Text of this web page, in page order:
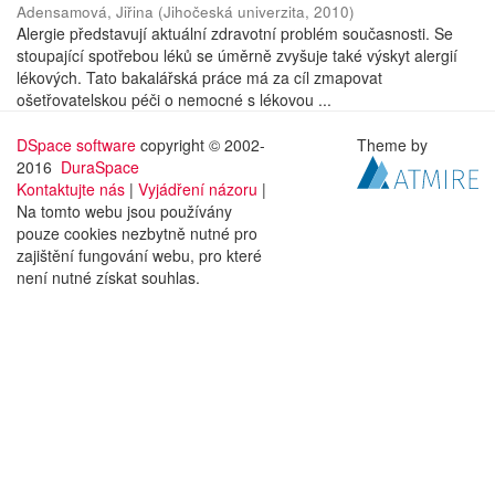
Adensamová, Jiřina (Jihočeská univerzita, 2010)
Alergie představují aktuální zdravotní problém současnosti. Se
stoupající spotřebou léků se úměrně zvyšuje také výskyt alergií
lékových. Tato bakalářská práce má za cíl zmapovat
ošetřovatelskou péči o nemocné s lékovou ...
DSpace software copyright © 2002-
2016 DuraSpace
Kontaktujte nás | Vyjádření názoru |
Na tomto webu jsou používány
pouze cookies nezbytně nutné pro
zajištění fungování webu, pro které
není nutné získat souhlas.
Theme by